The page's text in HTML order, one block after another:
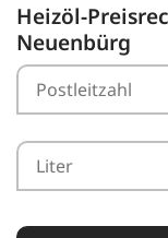
Heizöl-
Neuenbürg